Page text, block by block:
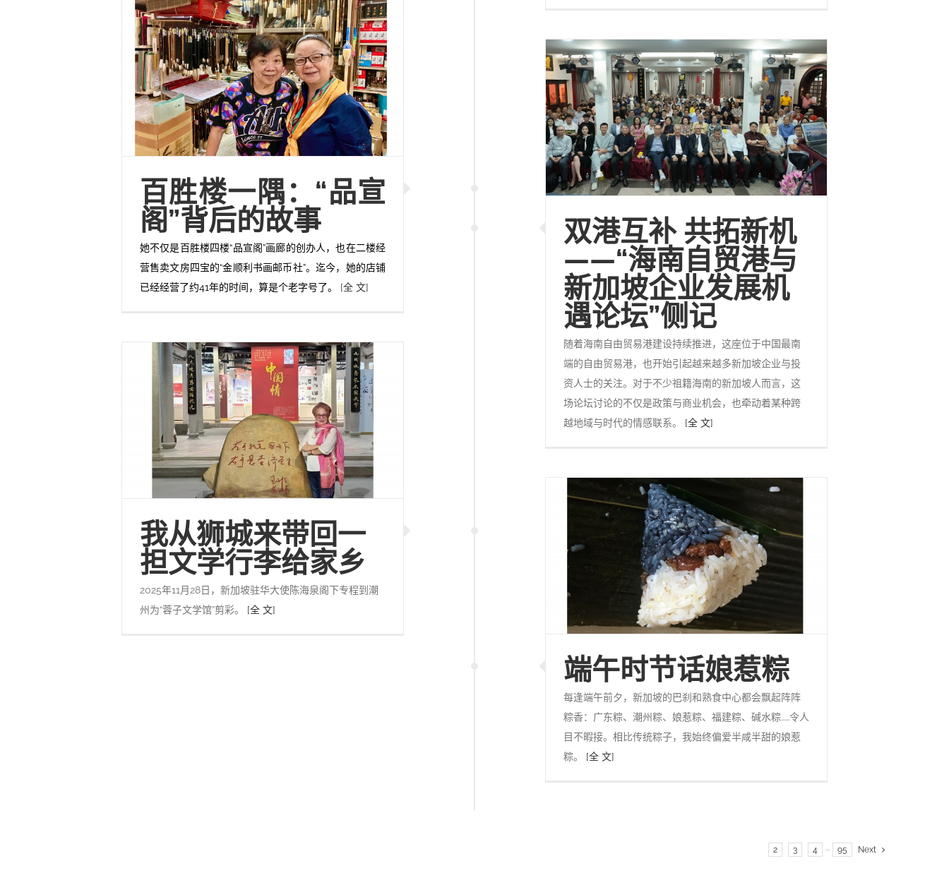
百胜楼一隅：“品宣
阁”背后的故事
她不仅是百胜楼四楼“品宣阁”画廊的创办人，也在二楼经
营售卖文房四宝的“金顺利书画邮币社”。迄今，她的店铺
已经经营了约41年的时间，算是个老字号了。 [全 文]
双港互补 共拓新机
——“海南自贸港与
新加坡企业发展机
遇论坛”侧记
随着海南自由贸易港建设持续推进，这座位于中国最南
端的自由贸易港，也开始引起越来越多新加坡企业与投
资人士的关注。对于不少祖籍海南的新加坡人而言，这
场论坛讨论的不仅是政策与商业机会，也牵动着某种跨
越地域与时代的情感联系。 [全 文]
我从狮城来带回一
担文学行李给家乡
2025年11月28日，新加坡驻华大使陈海泉阁下专程到潮
州为“蓉子文学馆”剪彩。 [全 文]
端午时节话娘惹粽
每逢端午前夕，新加坡的巴刹和熟食中心都会飘起阵阵
粽香：广东粽、潮州粽、娘惹粽、福建粽、碱水粽……令人
目不暇接。相比传统粽子，我始终偏爱半咸半甜的娘惹
粽。 [全 文]
2 3 4 ··· 95 Next